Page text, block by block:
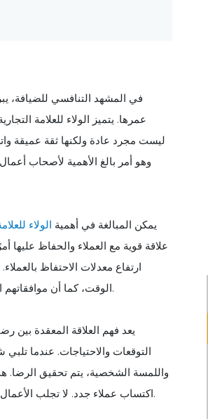
في المشهد التنافسي للضيافة،
عمرها. يتميز الولاء للعلامة
ليست مجرد عادة ولكنها ثقة عميقة
وهو أمر بالغ الأهمية لأصحاب
يمكن المبالغة في أهمية الولاء
علاقة قوية مع العملاء والحفاظ عليها
ارتفاع معدلات الاحتفاظ
الوقت، كما أن موافقاتهم الشفهية لا تقدر بثمن في جذب مستفيدين جدد بطريقة لا يمكن للإعلانات التقليدية مطابقتها.
يعد فهم العلاقة المعقدة بين
التوقعات والاحتياجات. عندما
واللمسة الشخصية، يتم تحقيق الرضا.
اكتساب عملاء جدد. لا تجلب الأعمال المتكررة الإيرادات فحسب، بل توفر أيضًا منصة للأعمال لبناء علاقة طويلة الأمد مع العميل.